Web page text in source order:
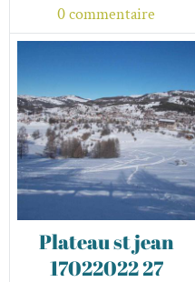
0 commentaire
Plateau st jean
17022022 27